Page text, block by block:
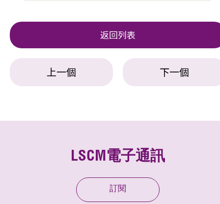
返回列表
上一個 下一個
LSCM電子通訊
訂閱